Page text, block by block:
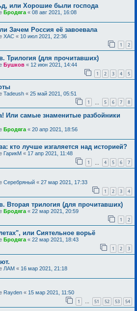
или Хорошие были господа
Бродяга « 08 авг 2021, 16:08
Зачем Россия её завоевала
ХАС « 10 июл 2021, 22:36
1 2
Трилогия (для прочитавших)
Бушков « 12 июн 2021, 14:44
1 2 3 4 5
Tadeush « 25 май 2021, 05:51
1 5 6 7 8
Или самые знаменитые разбойники
Бродяга« 20 апр 2021, 18:56
кто лучше изгаляется над историей?
ГарикМ « 17 апр 2021, 11:48
1 4 5 6 7
Серебряный « 27 мар 2021, 17:33
1 2 3 4
Вторая трилогия (для прочитавших)
Бродяга « 22 мар 2021, 20:59
1 2
или Сиятельное ворьё
Бродяга « 22 мар 2021, 18:43
1 2 3
ЛАМ « 16 мар 2021, 21:18
Rayden « 15 мар 2021, 11:50
1 … 51 52 53 54